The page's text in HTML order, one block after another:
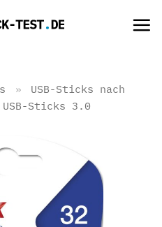
»
USB-Sticks nach
USB-Sticks 3.0